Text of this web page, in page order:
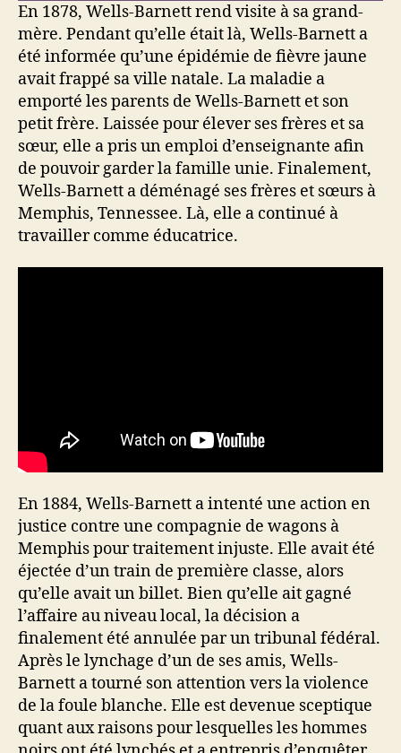
En 1878, Wells-Barnett rend visite à sa grand-
mère. Pendant qu’elle était là, Wells-Barnett a
été informée qu’une épidémie de fièvre jaune
avait frappé sa ville natale. La maladie a
emporté les parents de Wells-Barnett et son
petit frère. Laissée pour élever ses frères et sa
sœur, elle a pris un emploi d’enseignante afin
de pouvoir garder la famille unie. Finalement,
Wells-Barnett a déménagé ses frères et sœurs à
Memphis, Tennessee. Là, elle a continué à
travailler comme éducatrice.
En 1884, Wells-Barnett a intenté une action en
justice contre une compagnie de wagons à
Memphis pour traitement injuste. Elle avait été
éjectée d’un train de première classe, alors
qu’elle avait un billet. Bien qu’elle ait gagné
l’affaire au niveau local, la décision a
finalement été annulée par un tribunal fédéral.
Après le lynchage d’un de ses amis, Wells-
Barnett a tourné son attention vers la violence
de la foule blanche. Elle est devenue sceptique
quant aux raisons pour lesquelles les hommes